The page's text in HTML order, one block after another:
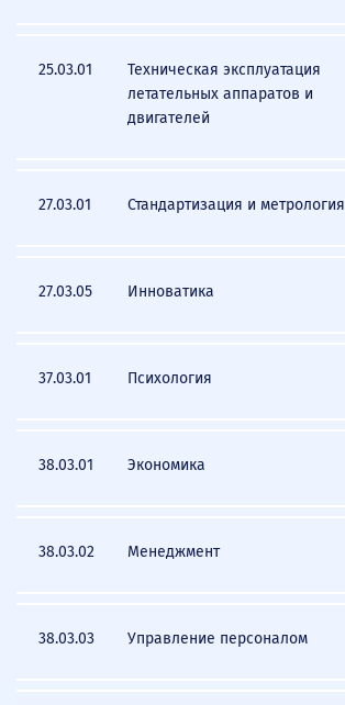
25.03.01
Техническая эксплуатация
летательных аппаратов и
двигателей
27.03.01 Стандартизация и метрология
27.03.05 Инноватика
37.03.01 Психология
38.03.01 Экономика
38.03.02 Менеджмент
38.03.03 Управление персоналом